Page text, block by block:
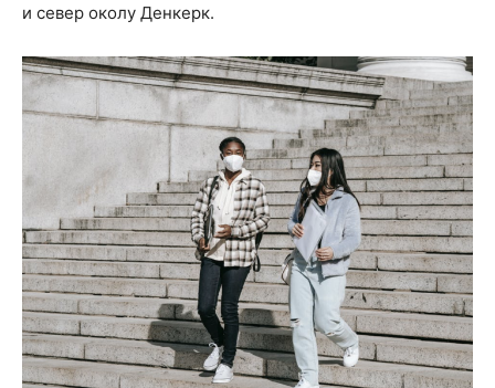
и север околу Денкерк.